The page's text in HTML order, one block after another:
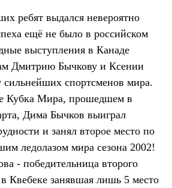
ребят выдался невероятно
ещё не было в российском
выступления в Канаде
Дмитрию Бычкову и Ксении
сильнейших спортсменов мира.
Кубка Мира, прошедшем в
Дима Бычков выиграл
и занял второе место по
ледолазом мира сезона 2002!
- победительница второго
Квебеке занявшая лишь 5 место